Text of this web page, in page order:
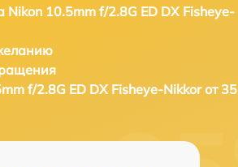
Nikon 10.5mm f/2.8G ED DX Fisheye-
f/2.8G ED DX Fisheye-Nikkor от 35